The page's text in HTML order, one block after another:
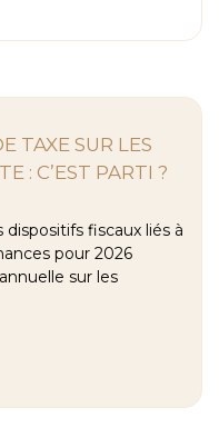
TAXE SUR LES
: C’EST PARTI ?
fiscaux liés à
pour 2026
sur les